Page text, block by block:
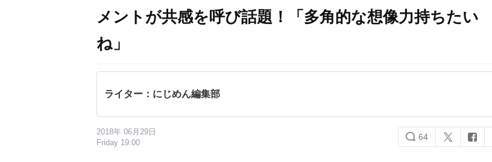
メントが共感を呼び話題！「多角的な想像力持ちたい
ね」
ライター：にじめん編集部
2018年 06月29日
Friday 19:00
64